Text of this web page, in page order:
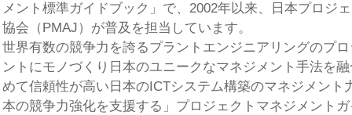
メント標準ガイドブック」で、2002年以来、日本プロジ
協会（PMAJ）が普及を担当しています。
世界有数の競争力を誇るプラントエンジニアリングのプ
ントにモノづくり日本のユニークなマネジメント手法を
めて信頼性が高い日本のICTシステム構築のマネジメント
本の競争力強化を支援する」プロジェクトマネジメント